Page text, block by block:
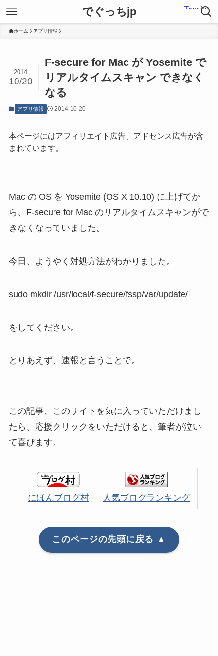
でぐっちjp
ホーム アプリ情報
F-secure for Mac が Yosemite で
リアルタイムスキャン できなく
なる
2014
10/20
アプリ情報 2014-10-20
本ページにはアフィリエイト広告、アドセンス広告が含
まれています。
Mac の OS を Yosemite (OS X 10.10) に上げてか
ら、F-secure for Mac のリアルタイムスキャンがで
きなくなっていました。
今日、ようやく対処方法がわかりました。
sudo mkdir /usr/local/f-secure/fssp/var/update/
をしてください。
とりあえず、速報と言うことで。
この記事、このサイトを気に入っていただけまし
たら、応援クリックをいただけると、筆者が泣い
て喜びます。
にほんブログ村 人気ブログランキング
このページの先頭に戻る ▲